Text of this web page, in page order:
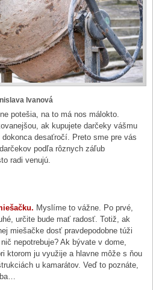
Ivanová
potešia, na to má nos málokto.
ak kupujete darčeky vášmu
desaťročí. Preto sme pre vás
podľa rôznych záľub
radi venujú.
Myslíme to vážne. Po prvé,
určite bude mať radosť. Totiž, ak
miešačke dosť pravdepodobne túži
nepotrebuje? Ak bývate v dome,
ktorom ju využije a hlavne môže s ňou
u kamarátov. Veď to poznáte,